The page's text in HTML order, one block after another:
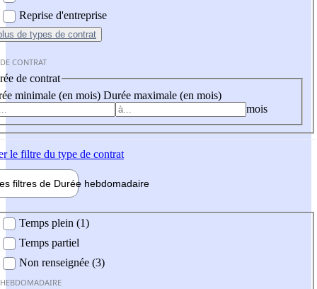
Reprise d'entreprise
de types de contrat
CONTRAT
de contrat
minimale (en mois) Durée maximale (en mois)
mois
le filtre du type de contrat
filtres de Durée hebdomadaire
Temps plein (1)
Temps partiel
Non renseignée (3)